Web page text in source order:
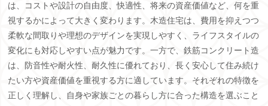
は、コストや設計の自由度、快適性、将来の資産価値など、何を重
視するかによって大きく変わります。木造住宅は、費用を抑えつつ
柔軟な間取りや理想のデザインを実現しやすく、ライフスタイルの
変化にも対応しやすい点が魅力です。一方で、鉄筋コンクリート造
は、防音性や耐火性、耐久性に優れており、長く安心して住み続け
たい方や資産価値を重視する方に適しています。それぞれの特徴を
正しく理解し、自身や家族ごとの暮らし方に合った構造を選ぶこと